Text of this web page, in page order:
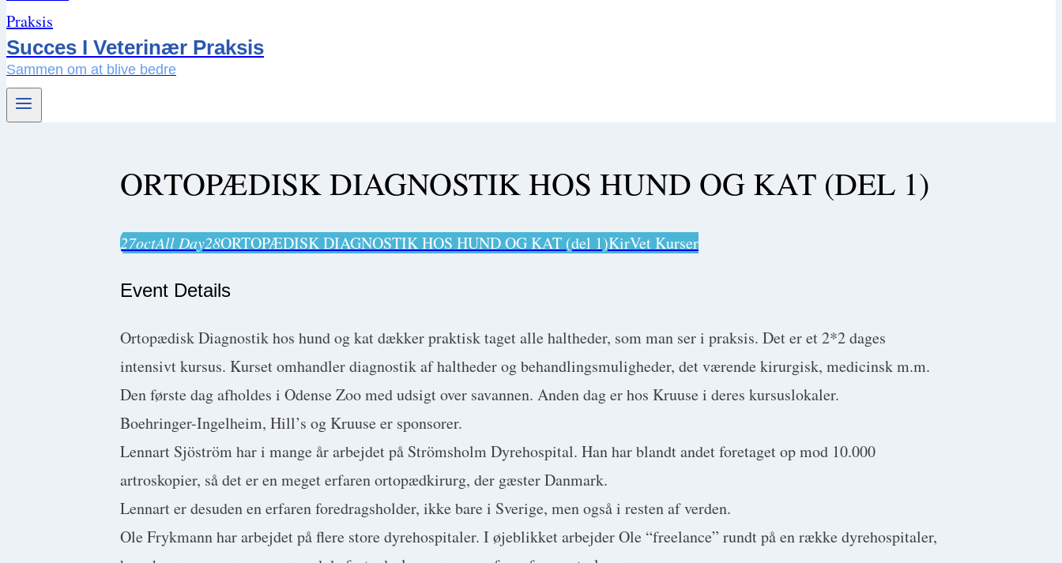
Succes I Veterinær Praksis
Sammen om at blive bedre
ORTOPÆDISK DIAGNOSTIK HOS HUND OG KAT (DEL 1)
27octAll Day28ORTOPÆDISK DIAGNOSTIK HOS HUND OG KAT (del 1)KirVet Kurser
Event Details
Ortopædisk Diagnostik hos hund og kat dækker praktisk taget alle haltheder, som man ser i praksis. Det er et 2*2 dages
intensivt kursus. Kurset omhandler diagnostik af haltheder og behandlingsmuligheder, det værende kirurgisk, medicinsk m.m.
Den første dag afholdes i Odense Zoo med udsigt over savannen. Anden dag er hos Kruuse i deres kursuslokaler.
Boehringer-Ingelheim, Hill’s og Kruuse er sponsorer.
Lennart Sjöström har i mange år arbejdet på Strömsholm Dyrehospital. Han har blandt andet foretaget op mod 10.000
artroskopier, så det er en meget erfaren ortopædkirurg, der gæster Danmark.
Lennart er desuden en erfaren foredragsholder, ikke bare i Sverige, men også i resten af verden.
Ole Frykmann har arbejdet på flere store dyrehospitaler. I øjeblikket arbejder Ole “freelance” rundt på en række dyrehospitaler,